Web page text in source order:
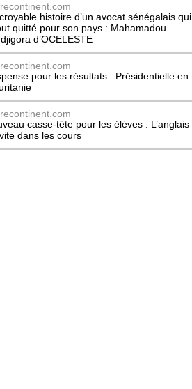
histoire d’un avocat sénégalais qui
quitté pour son pays : Mahamadou
d’OCELESTE
pour les résultats : Présidentielle en
casse-tête pour les élèves : L’anglais
dans les cours